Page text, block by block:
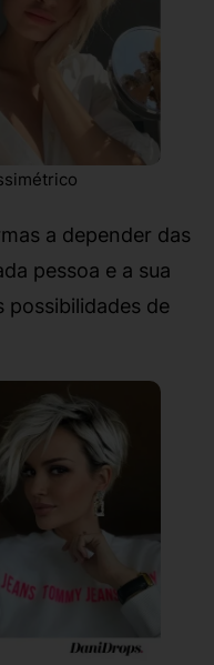
a depender das
pessoa e a sua
possibilidades de